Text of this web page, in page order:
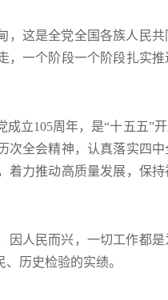
，这是全党全国各族人民
，一个阶段一个阶段扎实
成立105周年，是“十五五
次全会精神，认真落实四
着力推动高质量发展，保
因人民而兴，一切工作都
历史检验的实绩。